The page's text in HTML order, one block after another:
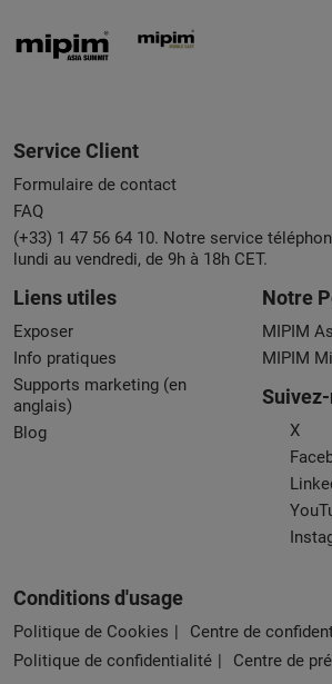
Service Client
Formulaire de contact
FAQ
(+33) 1 47 56 64 10. Notre service
lundi au vendredi, de 9h à 18h CET.
Liens utiles
Exposer
Info pratiques
Supports marketing (en
anglais)
Blog
Notre
MIPIM
MIPIM
X
Conditions d'usage
Politique de Cookies
Centre de
Politique de confidentialité
Centre de